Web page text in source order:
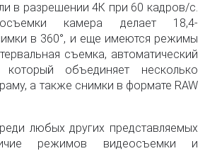
в разрешении 4К при 60 кадров/с.
камера делает 18,4-
в 360°, и еще имеются режимы
съемка, автоматический
объединяет несколько
а также снимки в формате RAW
любых других представляемых
режимов видеосъемки и